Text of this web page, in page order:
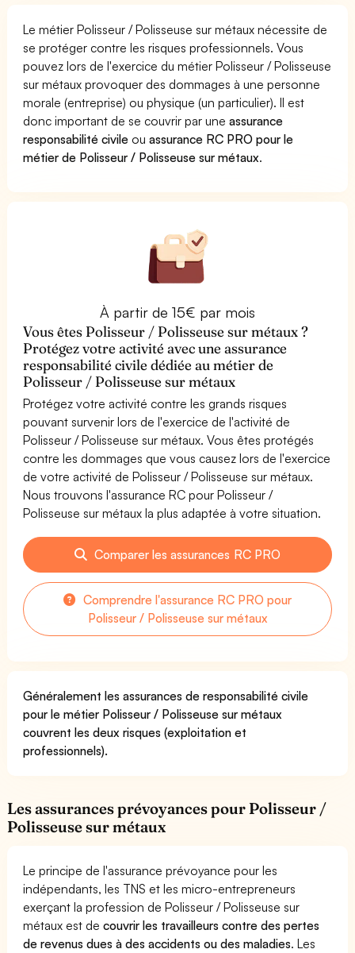
Le métier Polisseur / Polisseuse sur métaux nécessite de
se protéger contre les risques professionnels. Vous
pouvez lors de l'exercice du métier Polisseur / Polisseuse
sur métaux provoquer des dommages à une personne
morale (entreprise) ou physique (un particulier). Il est
donc important de se couvrir par uneassurance
responsabilité civile ouassurance RC PRO pour le
métier de Polisseur / Polisseuse sur métaux.
À partir de 15€ par mois
Vous êtes Polisseur / Polisseuse sur métaux ?
Protégez votre activité avec une assurance
responsabilité civile dédiée au métier de
Polisseur / Polisseuse sur métaux
Protégez votre activité contre les grands risques
pouvant survenir lors de l'exercice de l'activité de
Polisseur / Polisseuse sur métaux. Vous êtes protégés
contre les dommages que vous causez lors de l'exercice
de votre activité de Polisseur / Polisseuse sur métaux.
Nous trouvons l'assurance RC pour Polisseur /
Polisseuse sur métaux la plus adaptée à votre situation.
Comparer les assurances RC PRO
Comprendre l'assurance RC PRO pour
Polisseur / Polisseuse sur métaux
Généralement les assurances de responsabilité civile
pour le métier Polisseur / Polisseuse sur métaux
couvrent les deux risques (exploitation et
professionnels).
Les assurances prévoyances pour Polisseur /
Polisseuse sur métaux
Le principe de l'assurance prévoyance pour les
indépendants, les TNS et les micro-entrepreneurs
exerçant la profession de Polisseur / Polisseuse sur
métaux est decouvrir les travailleurs contre des pertes
de revenus dues à des accidents ou des maladies. Les